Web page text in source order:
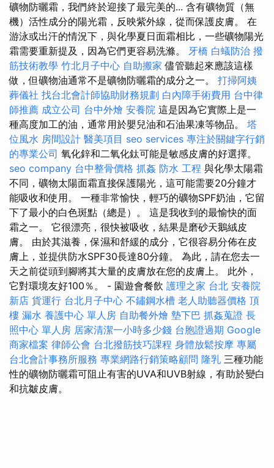
礦物防曬霜，我們終於迎接了最完美的... 含有礦物質（無
機）活性成分的陽光霜，反映紫外線，從而保護皮膚。 在
游泳或出汗的情況下，與化學夏日面霜相比，一些礦物陽光
霜需要重新提及，因為它們更容易洗滌。 牙橋 白蟻防治 撥
筋技術教學 竹北月子中心 自助搬家 儘管聽起來應該這樣
做，但礦物油通常不是礦物防曬霜的成分之一。 打掃阿姨
葬儀社 找台北會計師協助財務規劃 白內障手術費用 台中律
師推薦 成立公司 台中外燴 安養院 這是因為它實際上是一
種高度加工的油，通常用於嬰兒油和石油果凍等物品。 塔
位風水 房間設計 醫美項目 seo services 專注於關鍵字行銷
的專業公司 氧化鋅和二氧化鈦可能是敏感皮膚的好選擇。
seo company 台中整骨價格 抓姦 防水 工程 與化學太陽霜
不同，礦物太陽面霜直接保護陽光，這可能需要20分鐘才
能吸收和使用。 一種非常愉快，輕巧的礦物SPF奶油，它留
下了最小的白色斑點（總是）。 這是我收到的最愉快的面
霜之一。 它很漂亮，很快被吸收，結果是磨砂天鵝絨皮
膚。 由於其滋養，保濕和舒緩的成分，它很容易分佈在皮
膚上，並提供防水SPF30長達80分鐘。 為此，請在您去一
天之前從頭到腳將其大量的皮膚放在您的皮膚上。 此外，
它對環境友好100％。 - 園遊會餐飲 護理之家 台北 安養院
新店 貨運行 台北月子中心 不鏽鋼水槽 老人助聽器價格 頂
樓 漏水 養護中心 單人房 自助餐外燴 墊下巴 抓姦蒐證 長
照中心 單人房 居家清潔一小時多少錢 台胞證過期 Google
商家檔案 律師公會 台北撥筋技巧課程 身體放鬆按摩 專屬
台北會計事務所服務 專業網路行銷策略顧問 隆乳 三種功能
性的礦物防曬霜可阻止有害的UVA和UVB射線，有助於變白
和抗皺皮膚。